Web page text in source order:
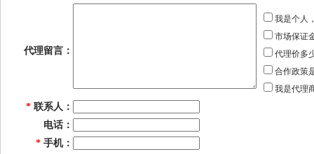
代理留言：
我是个人
市场保证
代理价多
合作政策
我是代理
* 联系人：
电话：
* 手机：